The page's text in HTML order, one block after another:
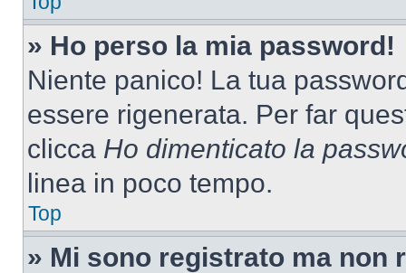
» Ho perso la mia password!
Niente panico! La tua
essere rigenerata. Per far
clicca Ho dimenticato la
linea in poco tempo.
Top
» Mi sono registrato ma non